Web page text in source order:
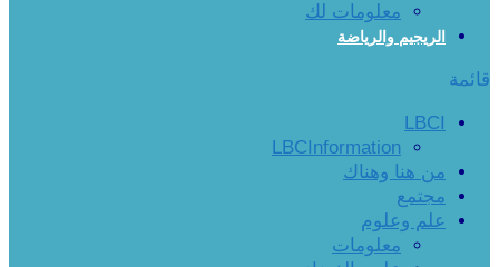
معلومات لك
الريجيم والرياضة
قائمة
LBCI
LBCInformation
من هنا وهناك
مجتمع
علم وعلوم
معلومات